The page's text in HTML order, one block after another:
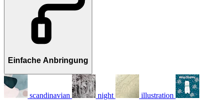
Einfache Anbringung
scandinavian night illustration